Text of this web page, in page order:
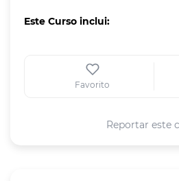
Este Curso inclui:
Favorito
Reportar este